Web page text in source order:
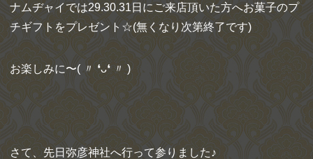
ナムヂャイでは29.30.31日にご来店頂いた方へお菓子のプ
チギフトをプレゼント☆(無くなり次第終了です)
お楽しみに〜( 〃 ❛ᴗ❛ 〃 )
さて、先日弥彦神社へ行って参りました♪